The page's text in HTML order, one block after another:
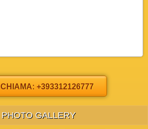
CHIAMA: +393312126777
PHOTO GALLERY